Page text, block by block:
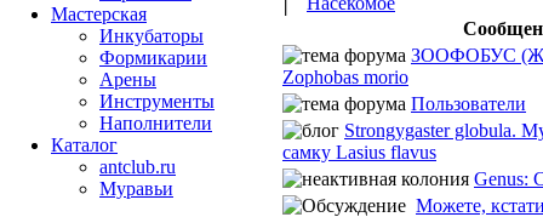
ЗООФОБУС
Zophobas morio
Пользователи
Strongygaster globula.
самку Lasius flavus
Genus:
Можете,
Мастерская
Инкубаторы
Формикарии
Арены
Инструменты
Наполнители
Каталог
antclub.ru
Муравьи